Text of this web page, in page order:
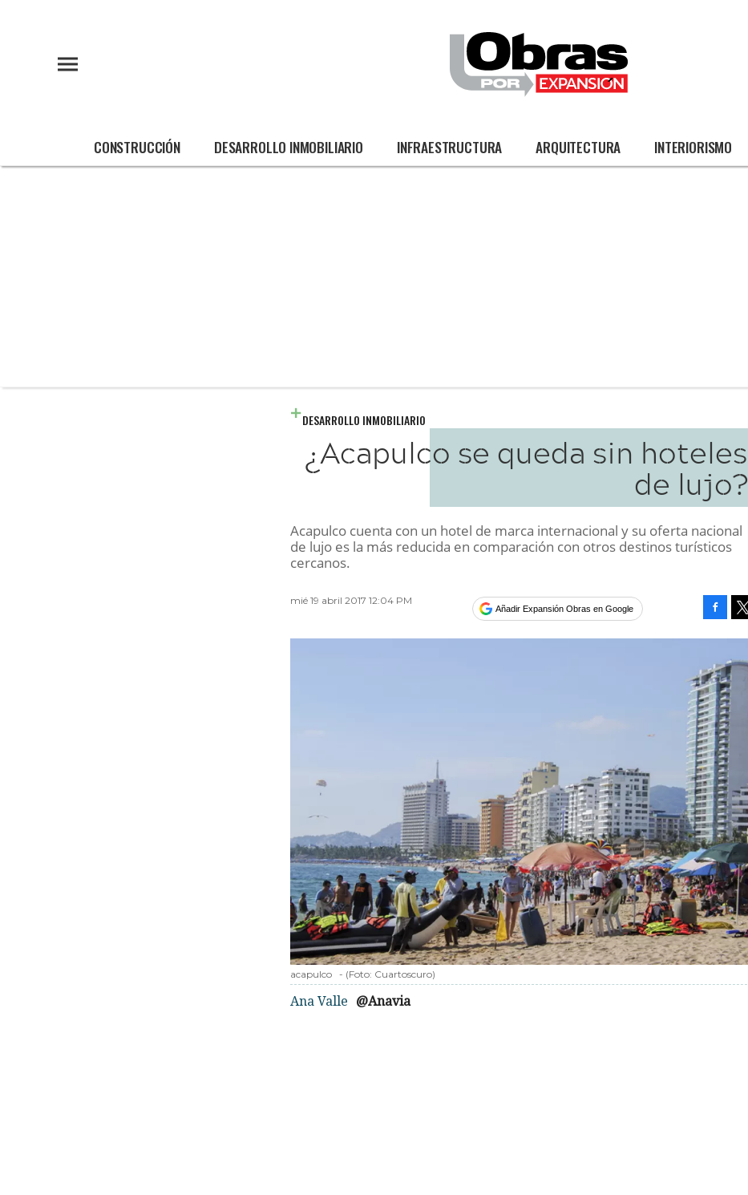
CONSTRUCCIÓN DESARROLLO INMOBILIARIO INFRAESTRUCTURA ARQUITECTURA INTERIORISMO
DESARROLLO INMOBILIARIO
¿Acapulco se queda sin hoteles
de lujo?
Acapulco cuenta con un hotel de marca internacional y su oferta nacional
de lujo es la más reducida en comparación con otros destinos turísticos
cercanos.
mié 19 abril 2017 12:04 PM
Añadir Expansión Obras en Google
acapulco - (Foto: Cuartoscuro)
Ana Valle @Anavia